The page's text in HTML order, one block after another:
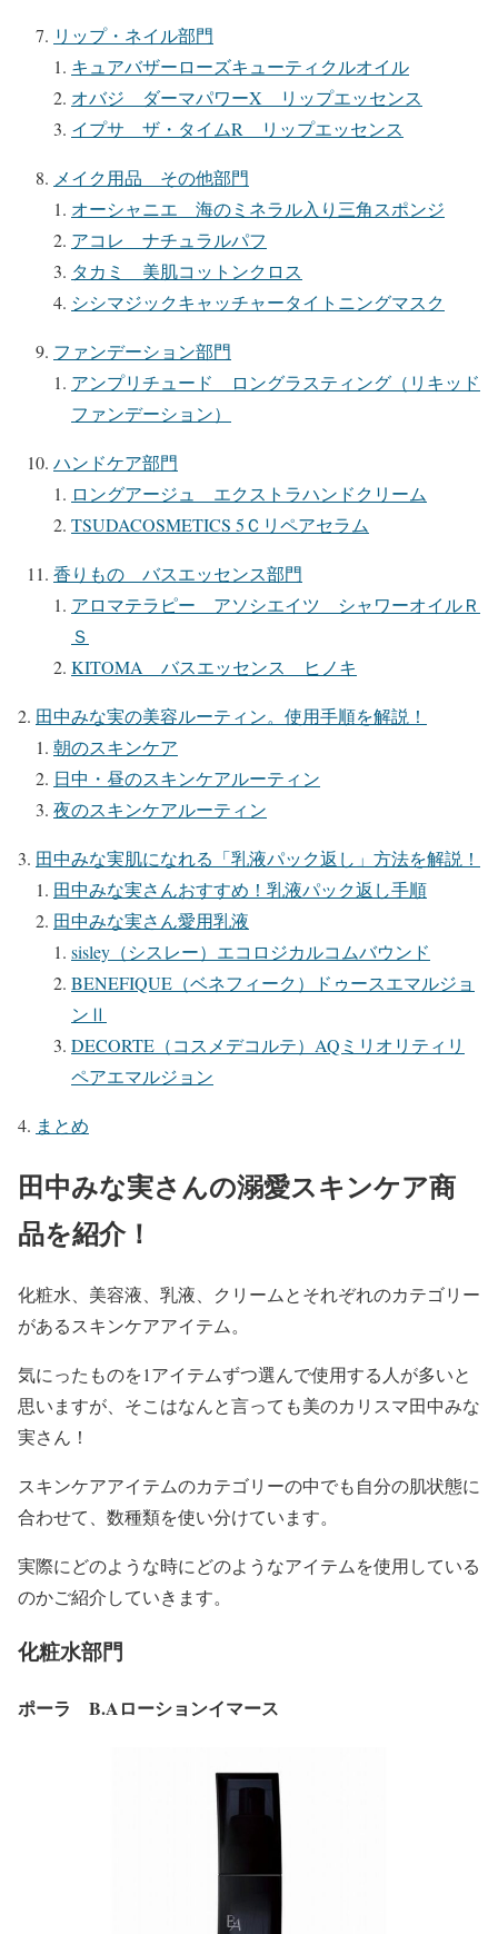
リップ・ネイル部門
キュアバザーローズキューティクルオイル
オバジ ダーマパワーX リップエッセンス
イプサ ザ・タイムR リップエッセンス
メイク用品 その他部門
オーシャニエ 海のミネラル入り三角スポンジ
アコレ ナチュラルパフ
タカミ 美肌コットンクロス
シシマジックキャッチャータイトニングマスク
ファンデーション部門
アンプリチュード ロングラスティング（リキッド
ファンデーション）
ハンドケア部門
ロングアージュ エクストラハンドクリーム
TSUDACOSMETICS 5Ｃリペアセラム
香りもの バスエッセンス部門
アロマテラピー アソシエイツ シャワーオイルＲ
Ｓ
KITOMA バスエッセンス ヒノキ
田中みな実の美容ルーティン。使用手順を解説！
朝のスキンケア
日中・昼のスキンケアルーティン
夜のスキンケアルーティン
田中みな実肌になれる「乳液パック返し」方法を解説！
田中みな実さんおすすめ！乳液パック返し手順
田中みな実さん愛用乳液
sisley（シスレー）エコロジカルコムバウンド
BENEFIQUE（ベネフィーク）ドゥースエマルジョ
ンⅡ
DECORTE（コスメデコルテ）AQミリオリティリ
ペアエマルジョン
まとめ
田中みな実さんの溺愛スキンケア商
品を紹介！
化粧水、美容液、乳液、クリームとそれぞれのカテゴリー
があるスキンケアアイテム。
気にったものを1アイテムずつ選んで使用する人が多いと
思いますが、そこはなんと言っても美のカリスマ田中みな
実さん！
スキンケアアイテムのカテゴリーの中でも自分の肌状態に
合わせて、数種類を使い分けています。
実際にどのような時にどのようなアイテムを使用している
のかご紹介していきます。
化粧水部門
ポーラ B.Aローションイマース